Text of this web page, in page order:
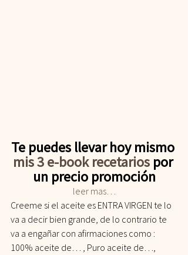
Te puedes llevar hoy mismo
mis 3 e-book recetarios por
un precio promoción
leer mas…
Creeme si el aceite es ENTRA VIRGEN te lo
va a decir bien grande, de lo contrario te
va a engañar con afirmaciones como :
100% aceite de… , Puro aceite de…,